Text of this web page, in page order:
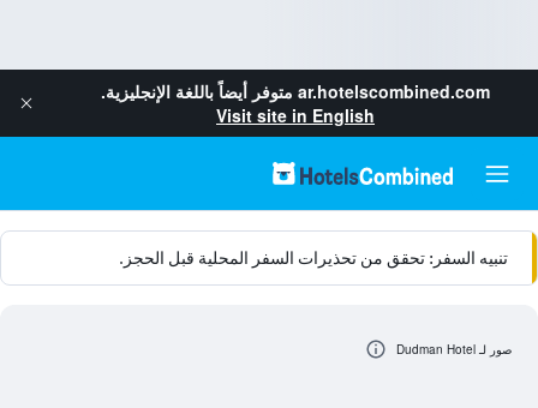
ar.hotelscombined.com متوفر أيضاً باللغة الإنجليزية.
Visit site in English
تنبيه السفر: تحقق من تحذيرات السفر المحلية قبل الحجز.
صور لـ Dudman Hotel